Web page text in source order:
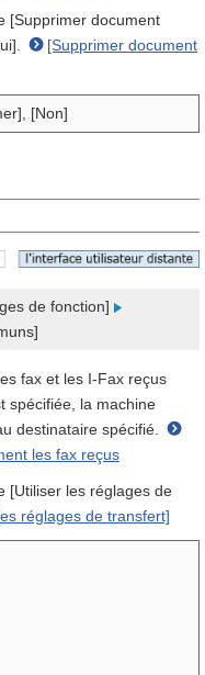
[Supprimer document
[Supprimer document
[Non]
de fonction]
fax et les I-Fax reçus
spécifiée, la machine
destinataire spécifié.
les fax reçus
[Utiliser les réglages de
réglages de transfert]